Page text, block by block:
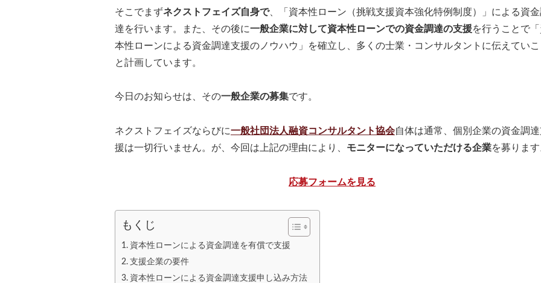
そこでまずネクストフェイズ自身で、「資本性ローン（挑戦支援資本強化特例制度）」による資
達を行います。また、その後に一般企業に対して資本性ローンでの資金調達の支援を行うことで
本性ローンによる資金調達支援のノウハウ」を確立し、多くの士業・コンサルタントに伝えてい
と計画しています。
今日のお知らせは、その一般企業の募集です。
ネクストフェイズならびに一般社団法人融資コンサルタント協会自体は通常、個別企業の資金調
援は一切行いません。が、今回は上記の理由により、 モニターになっていただける企業を募りま
応募フォームを見る
もくじ
資本性ローンによる資金調達を有償で支援
支援企業の要件
資本性ローンによる資金調達支援申し込み方法